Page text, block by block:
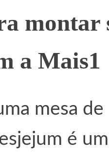
montar
a Mais1
mesa
é